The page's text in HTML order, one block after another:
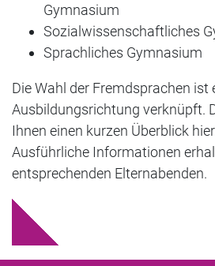
Gymnasium
Sozialwissenschaftliches
Sprachliches Gymnasium
Die Wahl der Fremdsprachen ist
Ausbildungsrichtung verknüpft.
Ihnen einen kurzen Überblick
Ausführliche Informationen
entsprechenden Elternabenden.